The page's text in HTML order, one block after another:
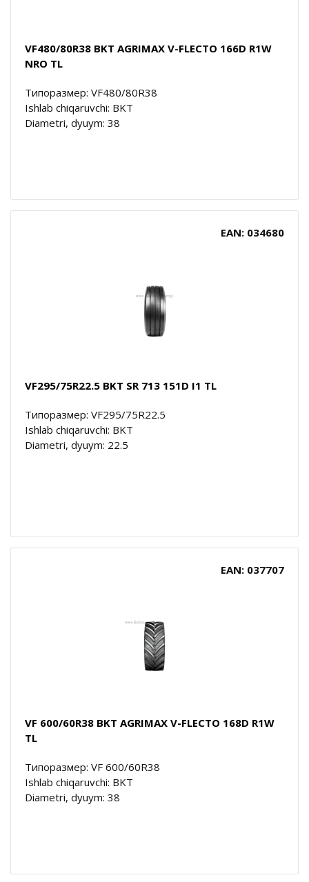
VF480/80R38 BKT AGRIMAX V-FLECTO 166D R1W
NRO TL
Типоразмер: VF480/80R38
Ishlab chiqaruvchi: BKT
Diametri, dyuym: 38
EAN: 034680
VF295/75R22.5 BKT SR 713 151D I1 TL
Типоразмер: VF295/75R22.5
Ishlab chiqaruvchi: BKT
Diametri, dyuym: 22.5
EAN: 037707
VF 600/60R38 BKT AGRIMAX V-FLECTO 168D R1W
TL
Типоразмер: VF 600/60R38
Ishlab chiqaruvchi: BKT
Diametri, dyuym: 38